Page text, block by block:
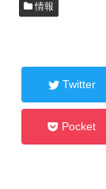
情報
Twitter
Pocket